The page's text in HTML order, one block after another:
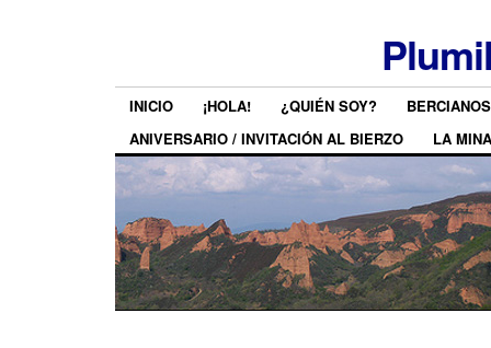
INICIO ¡HOLA! ¿QUIÉN SOY?
ANIVERSARIO / INVITACIÓN AL BIERZO
LA MINA